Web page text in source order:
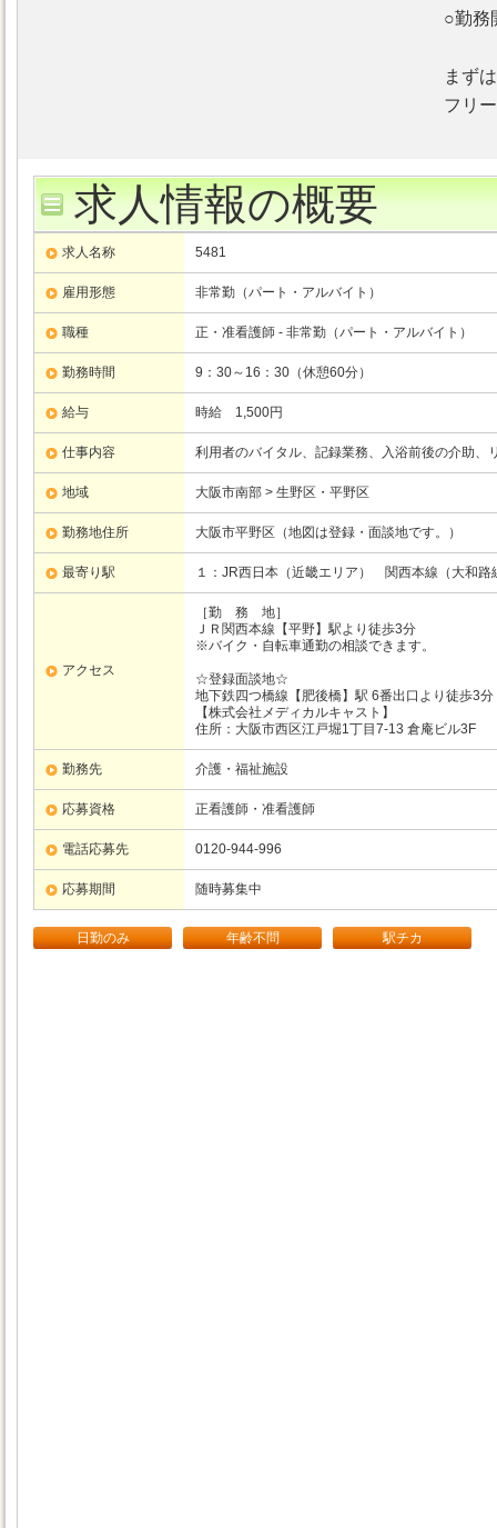
○勤
まず
フリ
求人情報の概要
求人名称 5481
雇用形態 非常勤（パート・アルバイト）
職種 正・准看護師 - 非常勤（パート・アルバイト）
勤務時間 9：30～16：30（休憩60分）
給与 時給 1,500円
仕事内容 利用者のバイタル、記録業務、入浴前後の介助
地域 大阪市南部 > 生野区・平野区
勤務地住所 大阪市平野区（地図は登録・面談地です。）
最寄り駅 １：JR西日本（近畿エリア） 関西本線（大和路
アクセス
［勤 務 地］
ＪＲ関西本線【平野】駅より徒歩3分
※バイク・自転車通勤の相談できます。
☆登録面談地☆
地下鉄四つ橋線【肥後橋】駅 6番出口より徒歩3分
【株式会社メディカルキャスト】
住所：大阪市西区江戸堀1丁目7-13 倉庵ビル3F
勤務先 介護・福祉施設
応募資格 正看護師・准看護師
電話応募先 0120-944-996
応募期間 随時募集中
日勤のみ 年齢不問 駅チカ